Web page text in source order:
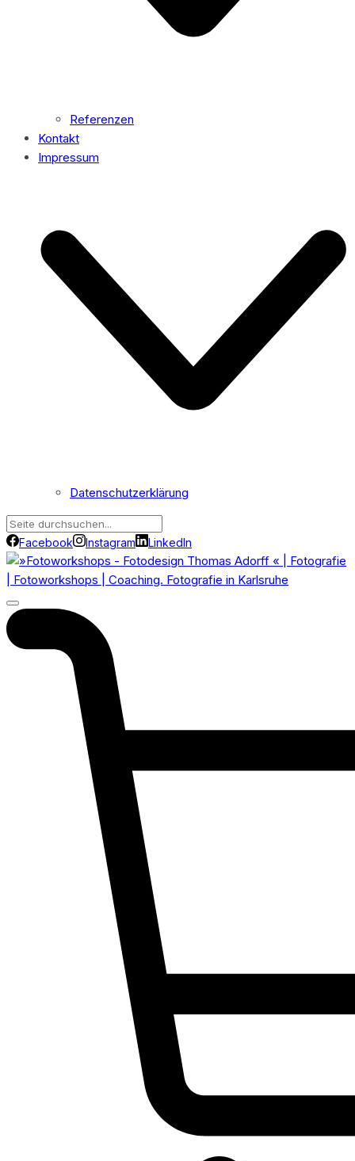
Referenzen
Kontakt
Impressum
Datenschutzerklärung
Facebook Instagram LinkedIn